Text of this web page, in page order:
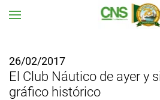
26/02/2017
El Club Náutico de ayer y
gráfico histórico